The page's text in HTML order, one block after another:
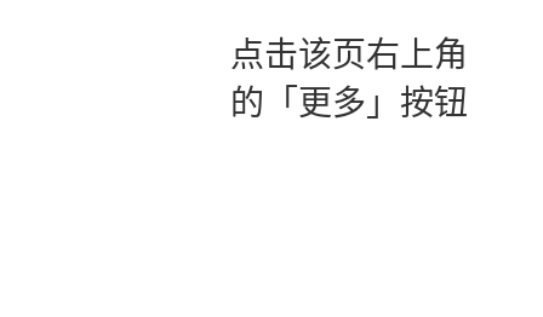
点击该页右上角
的「更多」按钮